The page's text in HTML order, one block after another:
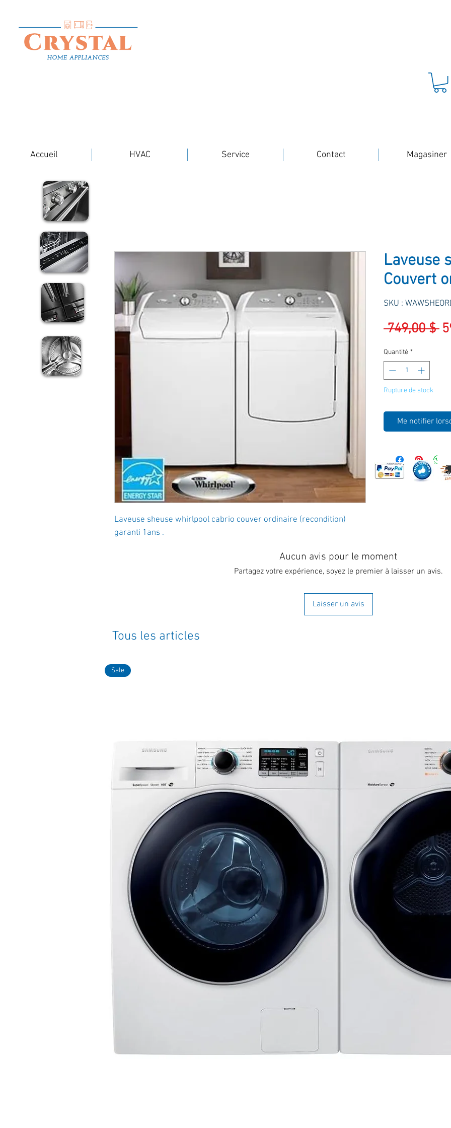
Accueil HVAC Service Contact Magasiner
Laveuse sheuse whirlpool cabrio couver ordinaire (recondition)
garanti 1ans .
Laveuse
Couvert
SKU :
749,00 $
Quantité *
Rupture de stock
Me notifier
Aucun avis pour le moment
Partagez votre expérience, soyez le premier à laisser un avis.
Laisser un avis
Tous les articles
Sale